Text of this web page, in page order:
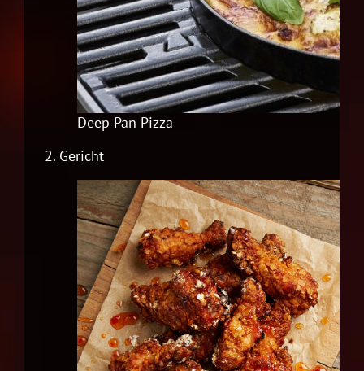
Deep Pan Pizza
2. Gericht